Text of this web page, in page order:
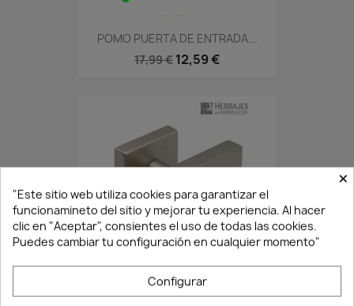
POMO PUERTA DE ENTRADA...
17,99 € 12,59 €
×
"Este sitio web utiliza cookies para garantizar el
funcionamineto del sitio y mejorar tu experiencia. Al hacer
clic en "Aceptar", consientes el uso de todas las cookies.
Puedes cambiar tu configuración en cualquier momento"
Configurar